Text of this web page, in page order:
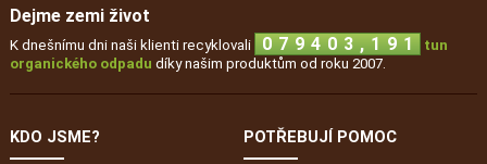
Dejme zemi život
K dnešnímu dni naši klienti recyklovali 0 7 9 4 0 3 , 1 9 1
tun
organického odpadu díky našim produktům od roku 2007.
KDO JSME? POTŘEBUJÍ POMOC